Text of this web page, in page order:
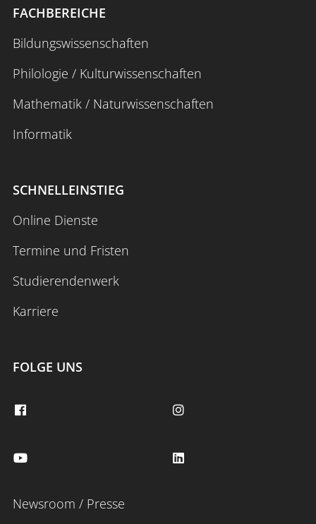
FACHBEREICHE
Bildungswissenschaften
Philologie / Kulturwissenschaften
Mathematik / Naturwissenschaften
Informatik
SCHNELLEINSTIEG
Online Dienste
Termine und Fristen
Studierendenwerk
Karriere
FOLGE UNS
Newsroom / Presse